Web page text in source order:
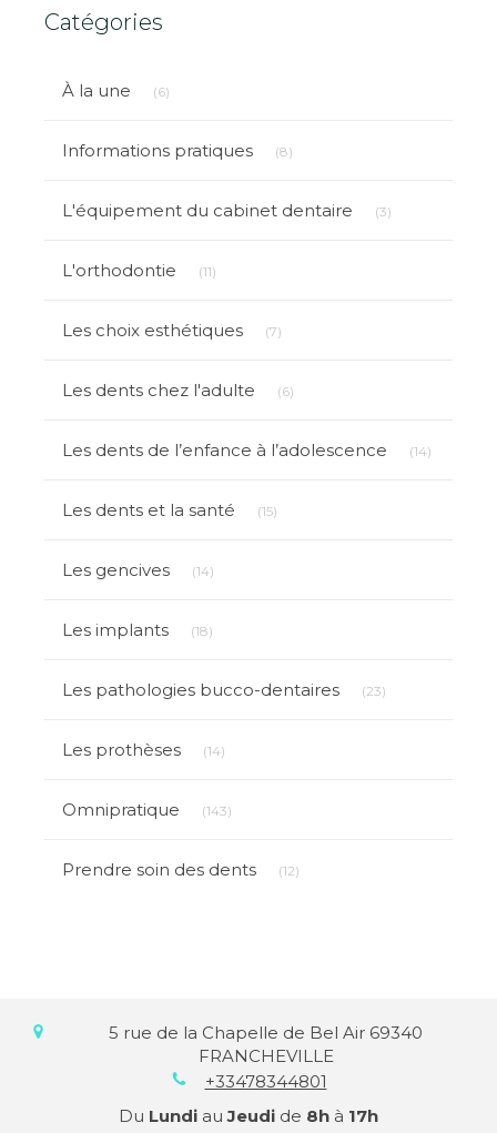
Catégories
À la une (6)
Informations pratiques (8)
L'équipement du cabinet dentaire (3)
L'orthodontie (11)
Les choix esthétiques (7)
Les dents chez l'adulte (6)
Les dents de l’enfance à l’adolescence (14)
Les dents et la santé (15)
Les gencives (14)
Les implants (18)
Les pathologies bucco-dentaires (23)
Les prothèses (14)
Omnipratique (143)
Prendre soin des dents (12)
5 rue de la Chapelle de Bel Air 69340
FRANCHEVILLE
+33478344801
Du Lundi auJeudi de 8h à 17h